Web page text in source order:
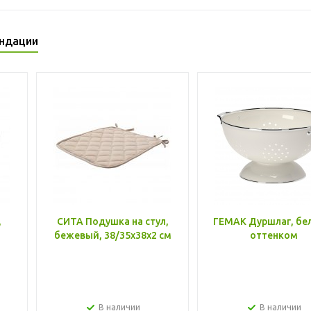
СИТА Подушка на стул,
бежевый, 38/35x38x2 см
В наличии
ГЕМАК Дуршлаг,
оттенком
В наличии